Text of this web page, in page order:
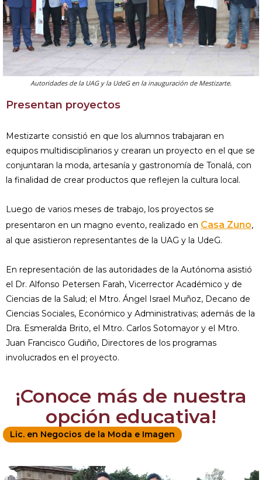
Autoridades de la UAG y la UdeG en la inauguración de Mestizarte.
Presentan proyectos
Mestizarte consistió en que los alumnos trabajaran en
equipos multidisciplinarios y crearan un proyecto en el que se
conjuntaran la moda, artesanía y gastronomía de Tonalá, con
la finalidad de crear productos que reflejen la cultura local.
Luego de varios meses de trabajo, los proyectos se
presentaron en un magno evento, realizado en Casa Zuno,
al que asistieron representantes de la UAG y la UdeG.
En representación de las autoridades de la Autónoma asistió
el Dr. Alfonso Petersen Farah, Vicerrector Académico y de
Ciencias de la Salud; el Mtro. Ángel Israel Muñoz, Decano de
Ciencias Sociales, Económico y Administrativas; además de la
Dra. Esmeralda Brito, el Mtro. Carlos Sotomayor y el Mtro.
Juan Francisco Gudiño, Directores de los programas
involucrados en el proyecto.
¡Conoce más de nuestra
opción educativa!
Lic. en Negocios de la Moda e Imagen